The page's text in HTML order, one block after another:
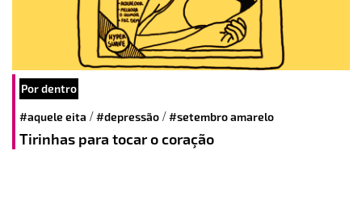
Por dentro
#aquele eita /#depressão /#setembro amarelo
Tirinhas para tocar o coração